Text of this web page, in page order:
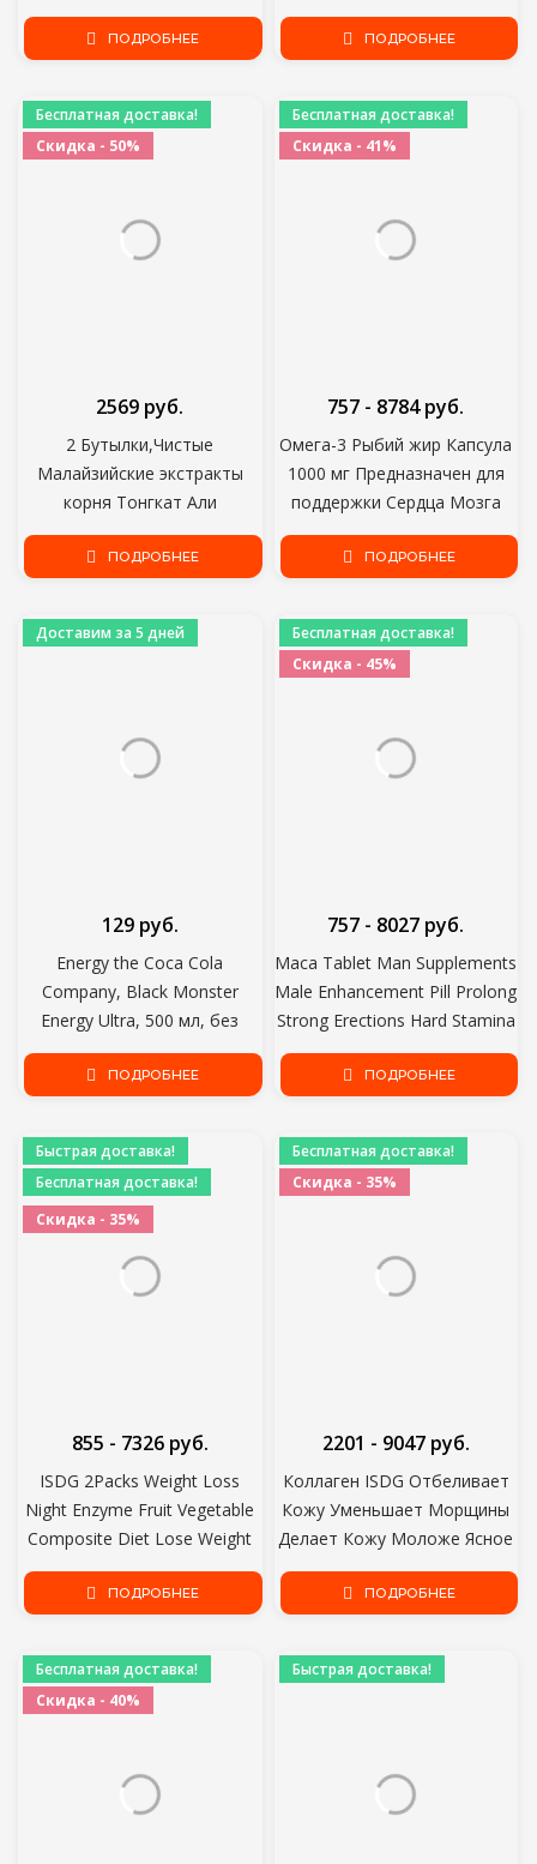
сексуальную дисфункцию как
раскрытие,
семяизвержение и
импотентность, 50pcs
ПОДРОБНЕЕ
капсул для здоровья,
натуральная пища для
комплекс, пищевые добавки
витамин, Сжигатель жира,
пищевая добавка BAA gold
ПОДРОБНЕЕ
Бесплатная доставка!
Скидка - 50%
2 Бутылки,Чистые
Малайзийские экстракты
корня Тонгкат Али
Увеличивают сексуальное
желание натуральная трава
мужчин, так и для женщин
2569 руб.
ПОДРОБНЕЕ
Бесплатная доставка!
Скидка - 41%
Омега-3 Рыбий жир Капсула
1000 мг Предназначен для
поддержки Сердца Мозга
Суставов и кожи с EPA DHA
Витамины Е Без ГМО
757 - 8784 руб.
ПОДРОБНЕЕ
Доставим за 5 дней
Energy the Coca Cola
Company, Black Monster
Energy Ultra, 500 мл, без
сахара энергетический
напиток бодрость с соком
адреналин золотой стандарт
129 руб.
ПОДРОБНЕЕ
Бесплатная доставка!
Скидка - 45%
Maca Tablet Man Supplements
Male Enhancement Pill Prolong
Strong Erections Hard Stamina
Ginseng Powder Herbal Body
Health Care
757 - 8027 руб.
ПОДРОБНЕЕ
Быстрая доставка!
Бесплатная доставка!
Скидка - 35%
ISDG 2Packs Weight Loss
Night Enzyme Fruit Vegetable
Composite Diet Lose Weight
Health Fat Burning Help Sleep
Healthy Supplement
855 - 7326 руб.
ПОДРОБНЕЕ
Бесплатная доставка!
Скидка - 35%
Коллаген ISDG Отбеливает
Кожу Уменьшает Морщины
Делает Кожу Моложе Ясное
Лицо Повышает Иммунитет
Кожи Антивозрастной для
таблеток
2201 - 9047 руб.
ПОДРОБНЕЕ
Бесплатная доставка!
Скидка - 40%
Быстрая доставка!